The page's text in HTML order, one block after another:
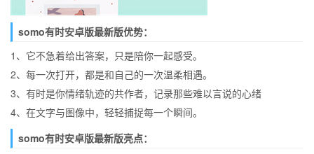
somo有时安卓版最新版优势：
1、它不急着给出答案，只是陪你一起感受。
2、每一次打开，都是和自己的一次温柔相遇。
3、有时是你情绪轨迹的共作者，记录那些难以言说的心绪
4、在文字与图像中，轻轻捕捉每一个瞬间。
somo有时安卓版最新版亮点：